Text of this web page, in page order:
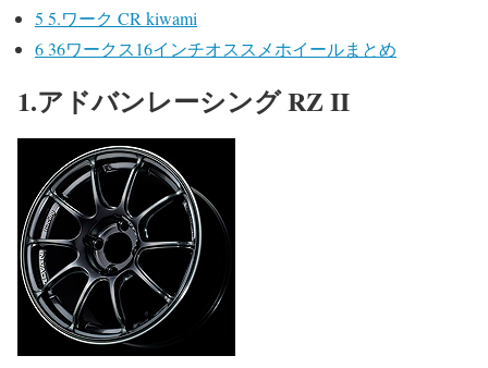
5 5.ワーク CR kiwami
636ワークス16インチオススメホイールまとめ
1.アドバンレーシング RZ II